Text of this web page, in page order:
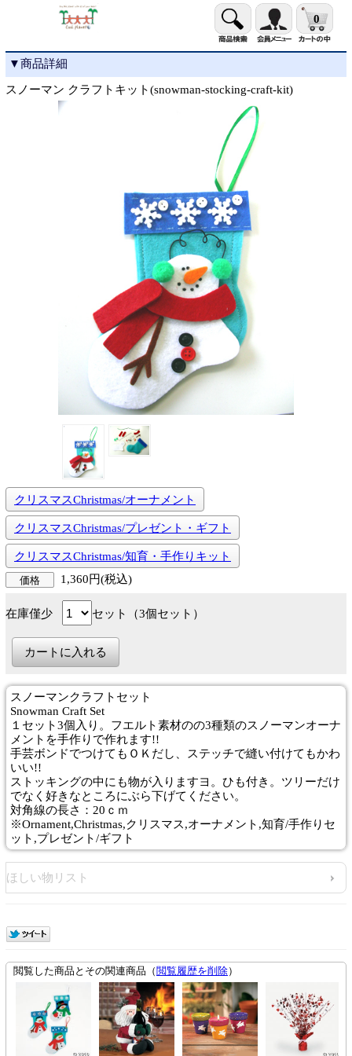
0
▼商品詳細
スノーマン クラフトキット(snowman-stocking-craft-kit)
クリスマスChristmas/オーナメント
クリスマスChristmas/プレゼント・ギフト
クリスマスChristmas/知育・手作りキット
価格 1,360円(税込)
在庫僅少 セット（3個セット）
スノーマンクラフトセット
Snowman Craft Set
１セット3個入り。フエルト素材のの3種類のスノーマンオーナ
メントを手作りで作れます!!
手芸ボンドでつけてもＯＫだし、ステッチで縫い付けてもかわ
いい!!
ストッキングの中にも物が入りますヨ。ひも付き。ツリーだけ
でなく好きなところにぶら下げてください。
対角線の長さ：20ｃｍ
※Ornament,Christmas,クリスマス,オーナメント,知育/手作りセ
ット,プレゼント/ギフト
ほしい物リスト